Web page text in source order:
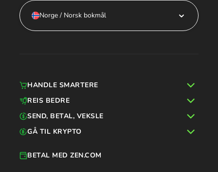
Norge / Norsk bokmål
BETAL MED ZEN.COM
HANDLE SMARTERE
REIS BEDRE
SEND, BETAL, VEKSLE
GÅ TIL KRYPTO